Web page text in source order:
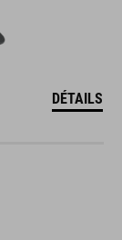
DÉTAILS